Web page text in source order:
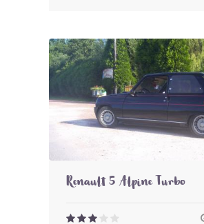
Renault 5 Alpine Turbo